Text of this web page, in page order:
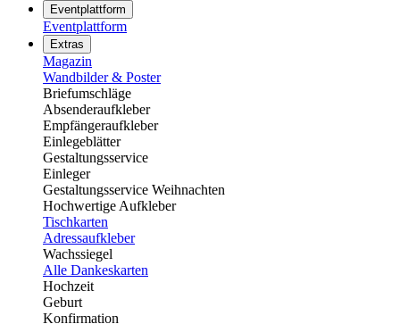
Eventplattform
Eventplattform
Extras
Magazin
Wandbilder & Poster
Briefumschläge
Absenderaufkleber
Empfängeraufkleber
Einlegeblätter
Gestaltungsservice
Einleger
Gestaltungsservice Weihnachten
Hochwertige Aufkleber
Tischkarten
Adressaufkleber
Wachssiegel
Alle Dankeskarten
Hochzeit
Geburt
Konfirmation